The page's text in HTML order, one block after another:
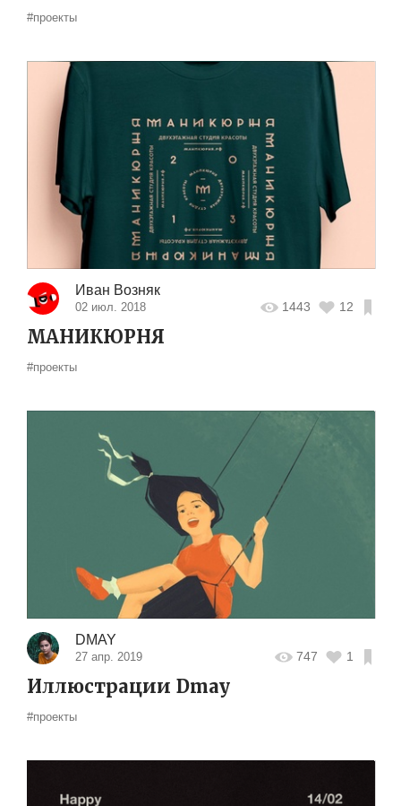
#проекты
Иван Возняк
02 июл. 2018 1443 12
МАНИКЮРНЯ
#проекты
DMAY
27 апр. 2019 747 1
Иллюстрации Dmay
#проекты